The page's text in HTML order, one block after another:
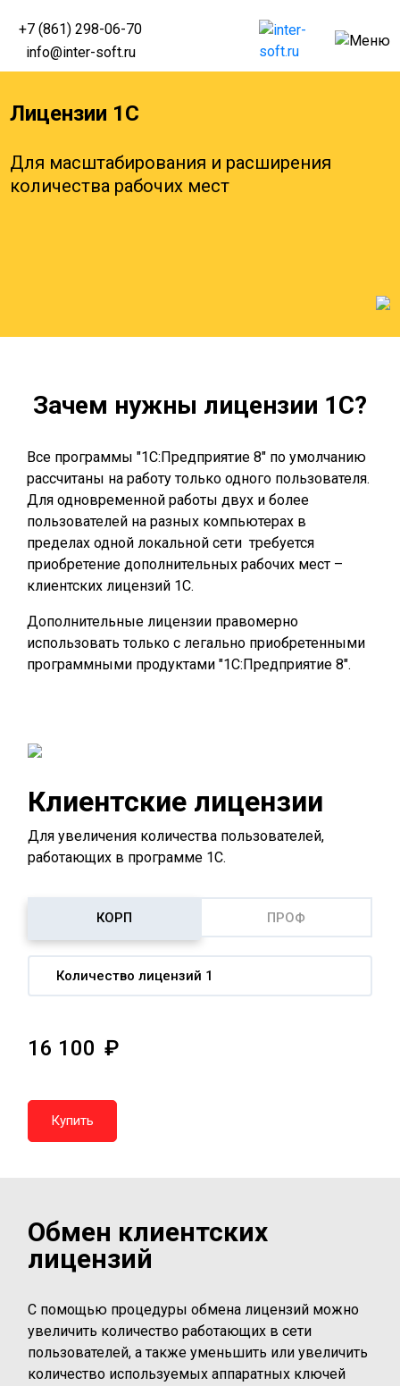
+7 (861) 298-06-70
info@inter-soft.ru
Лицензии 1С
Для масштабирования и расширения
количества рабочих мест
Зачем нужны лицензии 1С?
Все программы "1С:Предприятие 8" по умолчанию
рассчитаны на работу только одного пользователя.
Для одновременной работы двух и более
пользователей на разных компьютерах в
пределах одной локальной сети требуется
приобретение дополнительных рабочих мест –
клиентских лицензий 1С.
Дополнительные лицензии правомерно
использовать только с легально приобретенными
программными продуктами "1С:Предприятие 8".
Клиентские лицензии
Для увеличения количества пользователей,
работающих в программе 1С.
КОРП ПРОФ
Количество лицензий 1
16 100
Купить
Обмен клиентских
лицензий
С помощью процедуры обмена лицензий можно
увеличить количество работающих в сети
пользователей, а также уменьшить или увеличить
количество используемых аппаратных ключей